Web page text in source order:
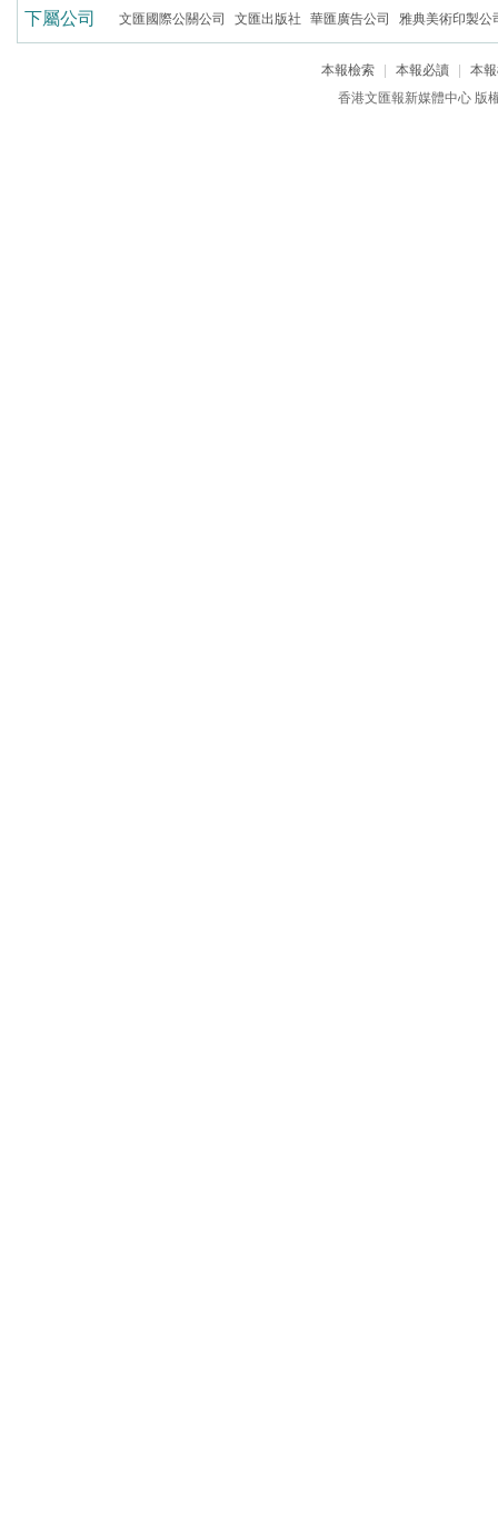
下屬公司 文匯國際公關公司 文匯出版社 華匯廣告公司 雅典美術印製公
本報檢索 本報必讀
本
香港文匯報新媒體中心 版